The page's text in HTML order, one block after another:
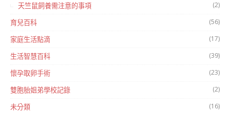
天竺鼠飼養需注意的事項 (2)
育兒百科 (56)
家庭生活點滴 (17)
生活智慧百科 (39)
懷孕取卵手術 (23)
雙胞胎姐弟學校記錄 (2)
未分類 (16)